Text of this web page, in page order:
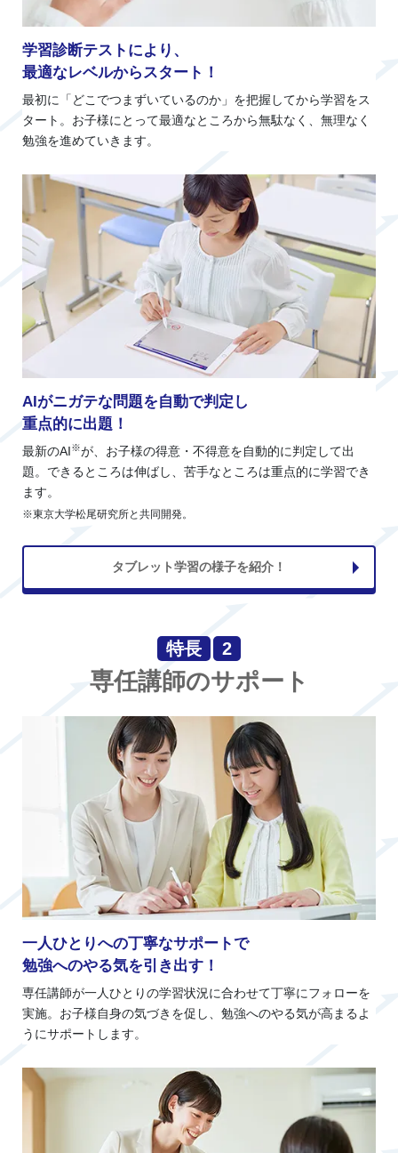
学習診断テストにより、
最適なレベルからスタート！
最初に「どこでつまずいているのか」を把握してから学習をス
タート。お子様にとって最適なところから無駄なく、無理なく
勉強を進めていきます。
AIがニガテな問題を自動で判定し
重点的に出題！
最新のAI※が、お子様の得意・不得意を自動的に判定して出
題。できるところは伸ばし、苦手なところは重点的に学習でき
ます。
※東京大学松尾研究所と共同開発。
タブレット学習の様子を紹介！
特長 2
専任講師のサポート
一人ひとりへの丁寧なサポートで
勉強へのやる気を引き出す！
専任講師が一人ひとりの学習状況に合わせて丁寧にフォローを
実施。お子様自身の気づきを促し、勉強へのやる気が高まるよ
うにサポートします。